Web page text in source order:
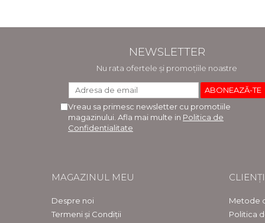
NEWSLETTER
Nu rata ofertele și promoțiile noastre
Vreau sa primesc newsletter cu promotiile
magazinului. Afla mai multe in Politica de
Confidentialitate
MAGAZINUL MEU
Despre noi
Termeni și Condiții
CLIENȚI
Metode
Politica